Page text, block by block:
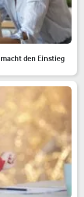
den Einstieg